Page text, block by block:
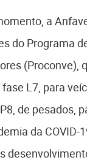
a
do Programa
(Proconve),
L7, para
de pesados,
da COVID-